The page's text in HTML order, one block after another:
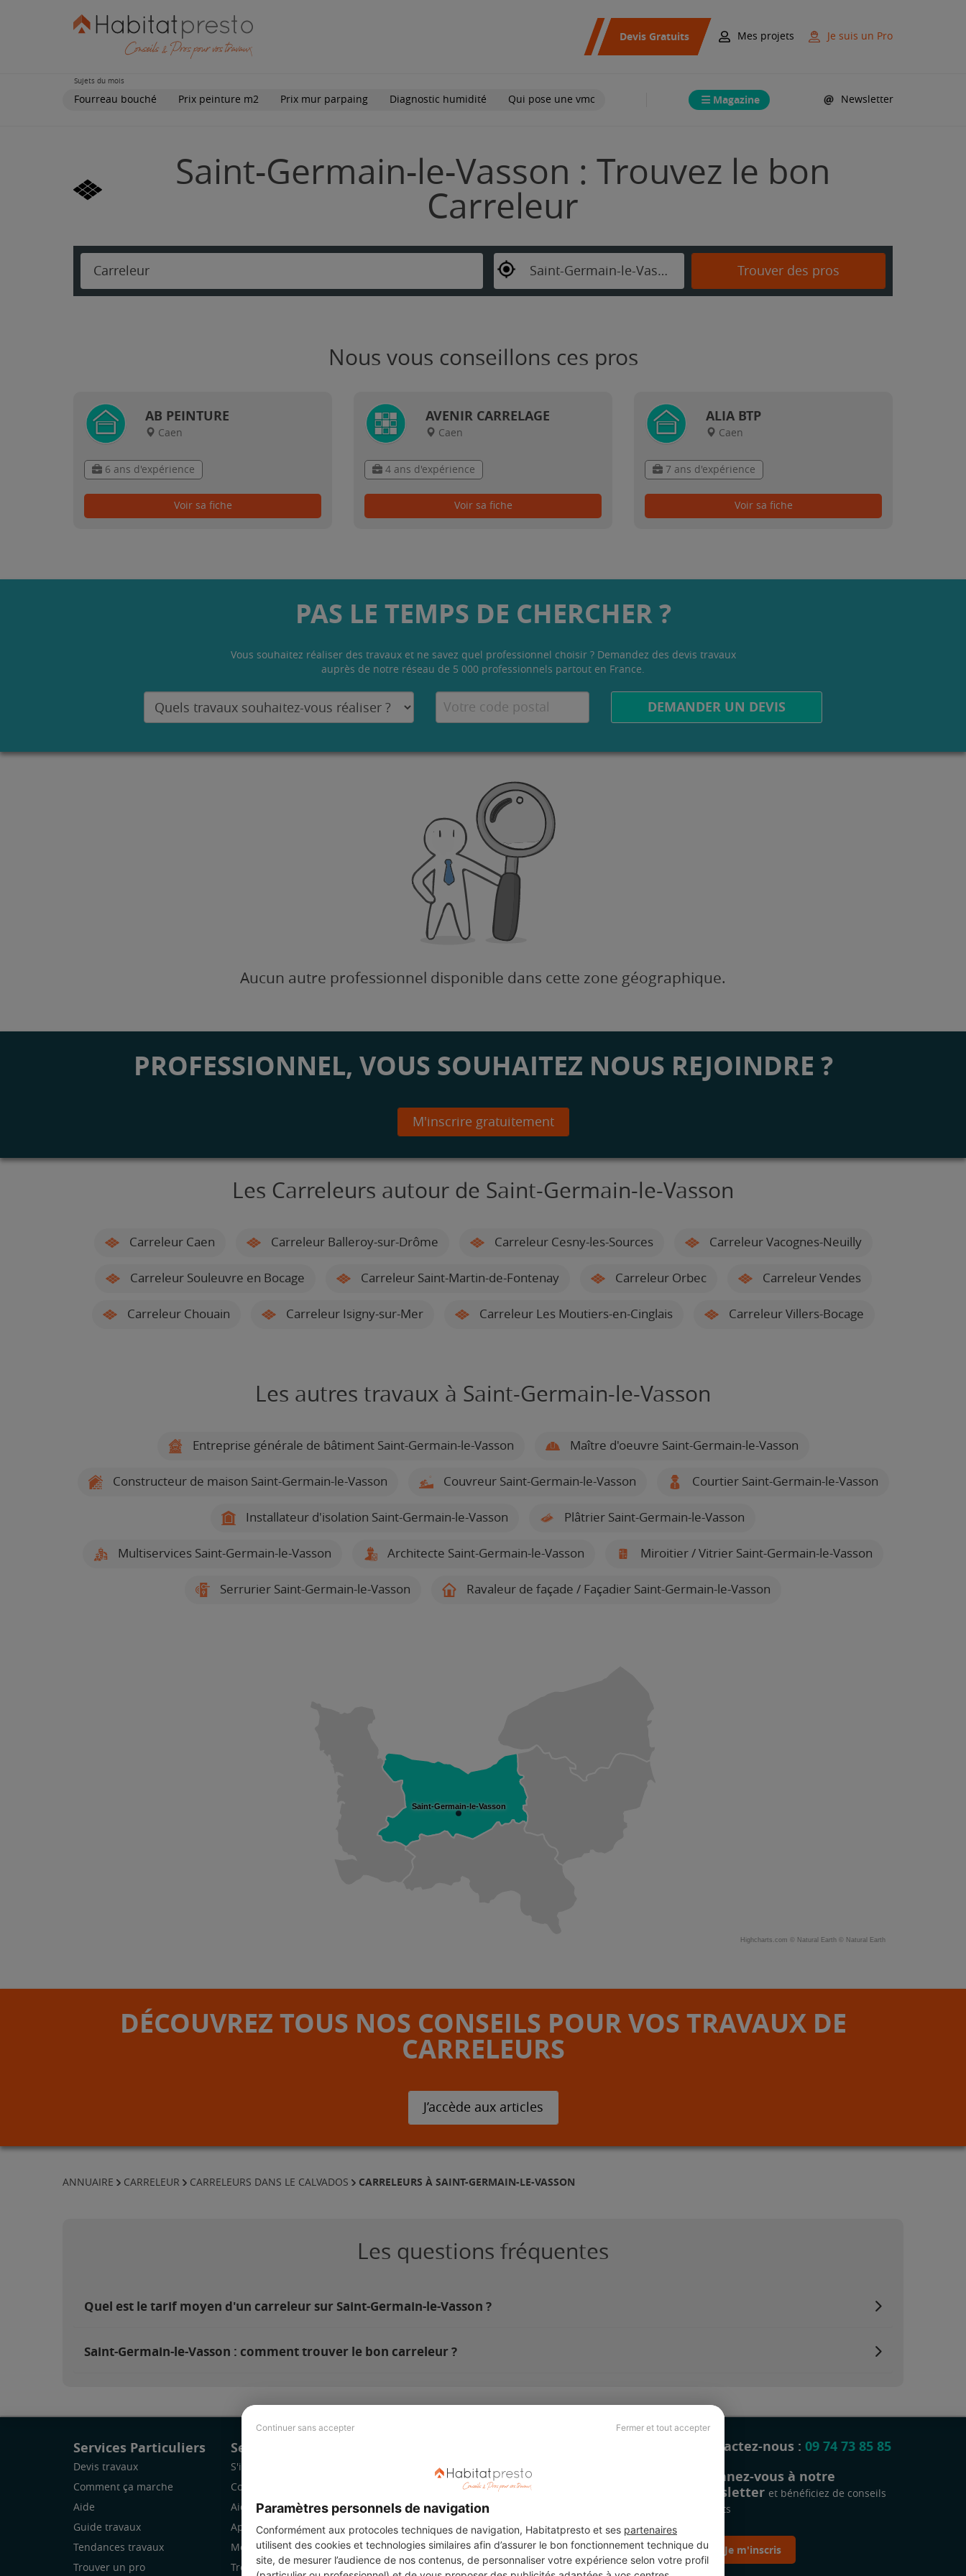
Continuer sans accepter Fermer et tout accepter
Paramètres personnels de navigation
Conformément aux protocoles techniques de navigation, Habitatpresto et ses partenaires
utilisent des cookies et technologies similaires afin d’assurer le bon fonctionnement technique du
site, de mesurer l’audience de nos contenus, de personnaliser votre expérience selon votre profil
Devis Gratuits Mes projets Je suis un Pro
Sujets du mois
Fourreau bouché Prix peinture m2 Prix mur parpaing Diagnostic humidité Qui pose une vmc Magazine Newsletter
Saint-Germain-le-Vasson : Trouvez le bon
Carreleur
Carreleur Saint-Germain-le-Vasson Trouver des pros
Nous vous conseillons ces pros
AB PEINTURE
Caen
6 ans d'expérience
Voir sa fiche
AVENIR CARRELAGE
Caen
4 ans d'expérience
Voir sa fiche
ALIA BTP
Caen
7 ans d'expérience
Voir sa fiche
PAS LE TEMPS DE CHERCHER ?
Vous souhaitez réaliser des travaux et ne savez quel professionnel choisir ? Demandez des devis travaux
auprès de notre réseau de 5 000 professionnels partout en France.
DEMANDER UN DEVIS
Aucun autre professionnel disponible dans cette zone géographique.
PROFESSIONNEL, VOUS SOUHAITEZ NOUS REJOINDRE ?
M'inscrire gratuitement
Les Carreleurs autour de Saint-Germain-le-Vasson
Carreleur Caen Carreleur Balleroy-sur-Drôme Carreleur Cesny-les-Sources Carreleur Vacognes-Neuilly
Carreleur Souleuvre en Bocage Carreleur Saint-Martin-de-Fontenay Carreleur Orbec Carreleur Vendes
Carreleur Chouain Carreleur Isigny-sur-Mer Carreleur Les Moutiers-en-Cinglais Carreleur Villers-Bocage
Les autres travaux à Saint-Germain-le-Vasson
Entreprise générale de bâtiment Saint-Germain-le-Vasson Maître d'oeuvre Saint-Germain-le-Vasson
Constructeur de maison Saint-Germain-le-Vasson Couvreur Saint-Germain-le-Vasson Courtier Saint-Germain-le-Vasson
Installateur d'isolation Saint-Germain-le-Vasson Plâtrier Saint-Germain-le-Vasson
Multiservices Saint-Germain-le-Vasson Architecte Saint-Germain-le-Vasson Miroitier / Vitrier Saint-Germain-le-Vasson
Serrurier Saint-Germain-le-Vasson Ravaleur de façade / Façadier Saint-Germain-le-Vasson
Saint-Germain-le-Vasson
Highcharts.com © Natural Earth © Natural Earth
DÉCOUVREZ TOUS NOS CONSEILS POUR VOS TRAVAUX DE
CARRELEURS
J’accède aux articles
ANNUAIRE CARRELEUR CARRELEURS DANS LE CALVADOS CARRELEURS À SAINT-GERMAIN-LE-VASSON
Les questions fréquentes
Quel est le tarif moyen d'un carreleur sur Saint-Germain-le-Vasson ?
Saint-Germain-le-Vasson : comment trouver le bon carreleur ?
Services Particuliers
Devis travaux
Comment ça marche
Aide
Guide travaux
Tendances travaux
Trouver un pro
Services Pro
S'inscrire
Comment ça marche
Aide
Application Mobile
Mon espace
Trouver des chantiers
Revue de presse
Légal
Charte cookies
Contactez-nous : 09 74 73 85 85
Abonnez-vous à notre
newsletter et bénéficiez de conseils
gratuits
Je m'inscris